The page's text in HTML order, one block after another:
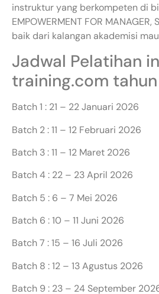
instruktur yang berkompeten di
EMPOWERMENT FOR MANAGER,
baik dari kalangan akademisi
Jadwal Pelatihan
training.com
Batch 1 : 21 – 22 Januari 2026
Batch 2 : 11 – 12 Februari 2026
Batch 3 : 11 – 12 Maret 2026
Batch 4 : 22 – 23 April 2026
Batch 5 : 6 – 7 Mei 2026
Batch 6 : 10 – 11 Juni 2026
Batch 7 : 15 – 16 Juli 2026
Batch 8 : 12 – 13 Agustus 2026
Batch 9 : 23 – 24 September